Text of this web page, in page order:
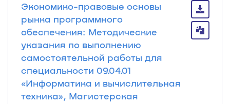
Экономико-правовые основы
рынка программного
обеспечения: Методические
указания по выполнению
самостоятельной работы для
специальности 09.04.01
«Информатика и вычислительная
техника», Магистерская